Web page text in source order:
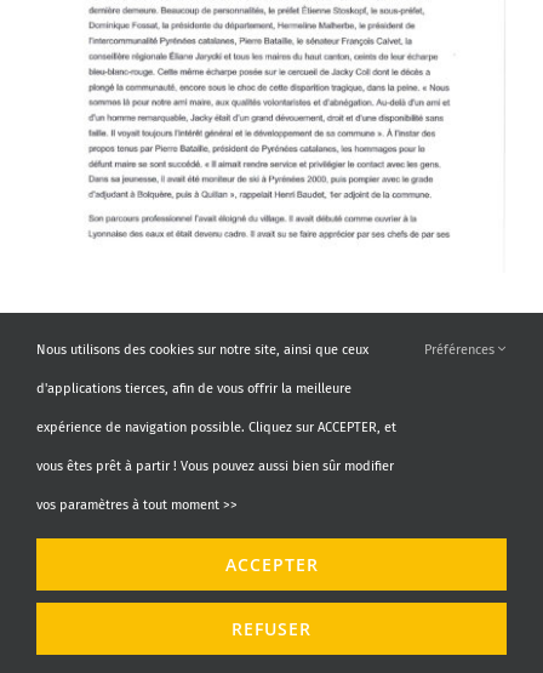
Nous utilisons des cookies sur notre site, ainsi que ceux
d'applications tierces, afin de vous offrir la meilleure
expérience de navigation possible. Cliquez sur ACCEPTER, et
vous êtes prêt à partir ! Vous pouvez aussi bien sûr modifier
vos paramètres à tout moment >>
Préférences
ACCEPTER
REFUSER